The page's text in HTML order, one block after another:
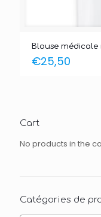
Blouse médicale
€25,50
Cart
No products in the
Catégories de